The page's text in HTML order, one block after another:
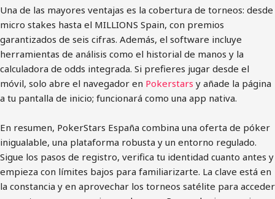
Una de las mayores ventajas es la cobertura de torneos: desde
micro stakes hasta el MILLIONS Spain, con premios
garantizados de seis cifras. Además, el software incluye
herramientas de análisis como el historial de manos y la
calculadora de odds integrada. Si prefieres jugar desde el
móvil, solo abre el navegador en Pokerstars y añade la página
a tu pantalla de inicio; funcionará como una app nativa.
En resumen, PokerStars España combina una oferta de póker
inigualable, una plataforma robusta y un entorno regulado.
Sigue los pasos de registro, verifica tu identidad cuanto antes y
empieza con límites bajos para familiarizarte. La clave está en
la constancia y en aprovechar los torneos satélite para acceder